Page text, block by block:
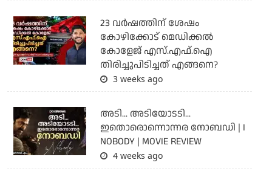
23 വർഷത്തിന് ശേഷം
കോഴിക്കോട് മെഡിക്കൽ
കോളേജ് എസ്.എഫ്.ഐ
തിരിച്ചുപിടിച്ചത് എങ്ങനെ?
3 weeks ago
അടി... അടിയോടടി...
ഇതൊരൊന്നൊന്നര നോബഡി | I
NOBODY | MOVIE REVIEW
4 weeks ago